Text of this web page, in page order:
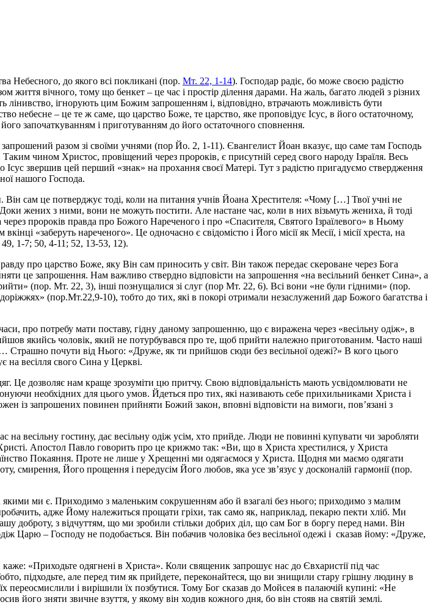
Небесного, до якого всі покликані (пор. Мт. 22, 1-14). Господар радіє, бо може своєю радістю
життя вічного, тому що бенкет – це час і простір ділення дарами. На жаль, багато людей з різних
лінивство, ігнорують цим Божим запрошенням і, відповідно, втрачають можливість бути
небесне – це те ж саме, що царство Боже, те царство, яке проповідує Ісус, в його остаточному,
започаткуванням і приготуванням до його остаточного сповнення.
разом зі своїми учнями (пор Йо. 2, 1-11). Євангелист Йоан вказує, що саме там Господь
чином Христос, провіщений через пророків, є присутній серед свого народу Ізраїля. Весь
звершив цей перший «знак» на прохання своєї Матері. Тут з радістю пригадуємо ствердження
нашого Господа.
Він сам це потверджує тоді, коли на питання учнів Йоана Хрестителя: «Чому […] Твої учні не
жених з ними, вони не можуть постити. Але настане час, коли в них візьмуть жениха, й тоді
пророків правда про Божого Нареченого і про «Спасителя, Святого Ізраїлевого» в Ньому
«заберуть нареченого». Це одночасно є свідомістю і Його місії як Месії, і місії хреста, на
1-7; 50, 4-11; 52, 13-53, 12).
про царство Боже, яку Він сам приносить у світ. Він також передає скероване через Бога
це запрошення. Нам важливо ствердно відповісти на запрошення «на весільний бенкет Сина», а
(пор. Мт. 22, 3), інші познущалися зі слуг (пор Мт. 22, 6). Всі вони «не були гідними» (пор.
(пор.Мт.22,9-10), тобто до тих, які в покорі отримали незаслужений дар Божого багатства і
про потребу мати поставу, гідну даному запрошенню, що є виражена через «весільну одіж», в
якийсь чоловік, який не потурбувався про те, щоб прийти належно приготованим. Часто наші
почути від Нього: «Друже, як ти прийшов сюди без весільної одежі?» В кого цього
на весілля свого Сина у Церкві.
Це дозволяє нам краще зрозуміти цю притчу. Свою відповідальність мають усвідомлювати не
необхідних для цього умов. Йдеться про тих, які називають себе прихильниками Христа і
із запрошених повинен прийняти Божий закон, вповні відповісти на вимоги, пов’язані з
весільну гостину, дає весільну одіж усім, хто прийде. Люди не повинні купувати чи заробляти
Апостол Павло говорить про це крижмо так: «Ви, що в Христа хрестилися, у Христа
Покаяння. Проте не лише у Хрещенні ми одягаємося у Христа. Щодня ми маємо одягати
Його прощення і передусім Його любов, яка усе зв’язує у досконалій гармонії (пор.
ми є. Приходимо з маленьким сокрушенням або й взагалі без нього; приходимо з малим
адже Йому належиться прощати гріхи, так само як, наприклад, пекарю пекти хліб. Ми
доброту, з відчуттям, що ми зробили стільки добрих діл, що сам Бог в боргу перед нами. Він
Царю – Господу не подобається. Він побачив чоловіка без весільної одежі і сказав йому: «Друже,
«Приходьте одягнені в Христа». Коли священик запрошує нас до Євхаристії під час
підходьте, але перед тим як прийдете, переконайтеся, що ви знищили стару грішну людину в
переосмислили і вирішили їх позбутися. Тому Бог сказав до Мойсея в палаючій купині: «Не
його зняти звичне взуття, у якому він ходив кожного дня, бо він стояв на святій землі.